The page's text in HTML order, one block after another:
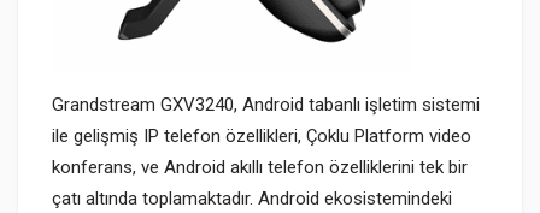
Grandstream GXV3240, Android tabanlı işletim sistemi
ile gelişmiş IP telefon özellikleri, Çoklu Platform video
konferans, ve Android akıllı telefon özelliklerini tek bir
çatı altında toplamaktadır. Android ekosistemindeki